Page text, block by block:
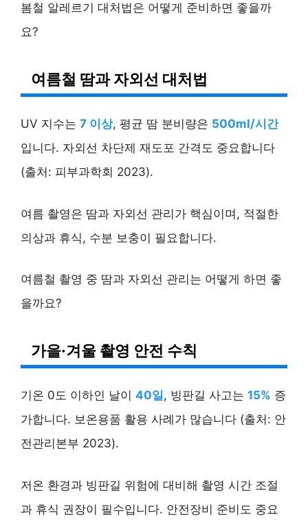
봄철 알레르기 대처법은 어떻게 준비하면 좋을까
요?
여름철 땀과 자외선 대처법
UV 지수는 7 이상, 평균 땀 분비량은 500ml/시간
입니다. 자외선 차단제 재도포 간격도 중요합니다
(출처: 피부과학회 2023).
여름 촬영은 땀과 자외선 관리가 핵심이며, 적절한
의상과 휴식, 수분 보충이 필요합니다.
여름철 촬영 중 땀과 자외선 관리는 어떻게 하면 좋
을까요?
가을·겨울 촬영 안전 수칙
기온 0도 이하인 날이 40일, 빙판길 사고는 15% 증
가합니다. 보온용품 활용 사례가 많습니다 (출처: 안
전관리본부 2023).
저온 환경과 빙판길 위험에 대비해 촬영 시간 조절
과 휴식 권장이 필수입니다. 안전장비 준비도 중요